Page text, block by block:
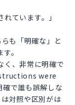
ています。」
も「明確な」と
。
く、非常に明確で
were
で誰も誤解しな
対照や区別がは